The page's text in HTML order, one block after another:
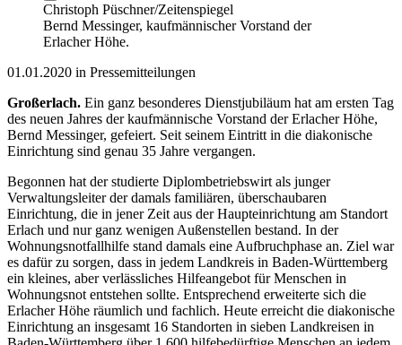
Christoph Püschner/Zeitenspiegel
Bernd Messinger, kaufmännischer Vorstand der
Erlacher Höhe.
01.01.2020 in Pressemitteilungen
Großerlach. Ein ganz besonderes Dienstjubiläum hat am ersten Tag
des neuen Jahres der kaufmännische Vorstand der Erlacher Höhe,
Bernd Messinger, gefeiert. Seit seinem Eintritt in die diakonische
Einrichtung sind genau 35 Jahre vergangen.
Begonnen hat der studierte Diplombetriebswirt als junger
Verwaltungsleiter der damals familiären, überschaubaren
Einrichtung, die in jener Zeit aus der Haupteinrichtung am Standort
Erlach und nur ganz wenigen Außenstellen bestand. In der
Wohnungsnotfallhilfe stand damals eine Aufbruchphase an. Ziel war
es dafür zu sorgen, dass in jedem Landkreis in Baden-Württemberg
ein kleines, aber verlässliches Hilfeangebot für Menschen in
Wohnungsnot entstehen sollte. Entsprechend erweiterte sich die
Erlacher Höhe räumlich und fachlich. Heute erreicht die diakonische
Einrichtung an insgesamt 16 Standorten in sieben Landkreisen in